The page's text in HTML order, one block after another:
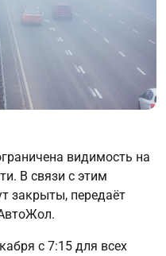
видимость на
В связи с этим
закрыты, передаёт
с 7:15 для всех